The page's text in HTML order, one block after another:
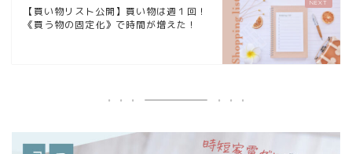
【買い物リスト公開】買い物は週１回！
《買う物の固定化》で時間が増えた！